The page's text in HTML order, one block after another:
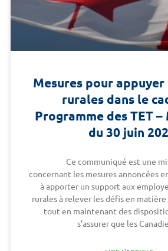
Mesures pour
rurales dans le
Programme des TET
du 30 juin
Ce communiqué est une
concernant les mesures annoncées
à apporter un support aux
rurales à relever les défis en matière
tout en maintenant des
s’assurer que les